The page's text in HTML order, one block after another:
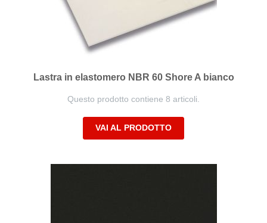
Lastra in elastomero NBR 60 Shore A bianco
Questo prodotto contiene 8 articoli.
VAI AL PRODOTTO